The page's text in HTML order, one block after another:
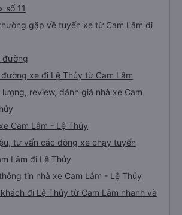
số 11
gặp về tuyến xe từ Cam Lâm đi
đường
xe đi Lệ Thủy từ Cam Lâm
lượng, review, đánh giá nhà xe Cam
Cam Lâm - Lệ Thủy
tư vấn các dòng xe chạy tuyến
Lâm đi Lệ Thủy
tin nhà xe Cam Lâm - Lệ Thủy
đi Lệ Thủy từ Cam Lâm nhanh và